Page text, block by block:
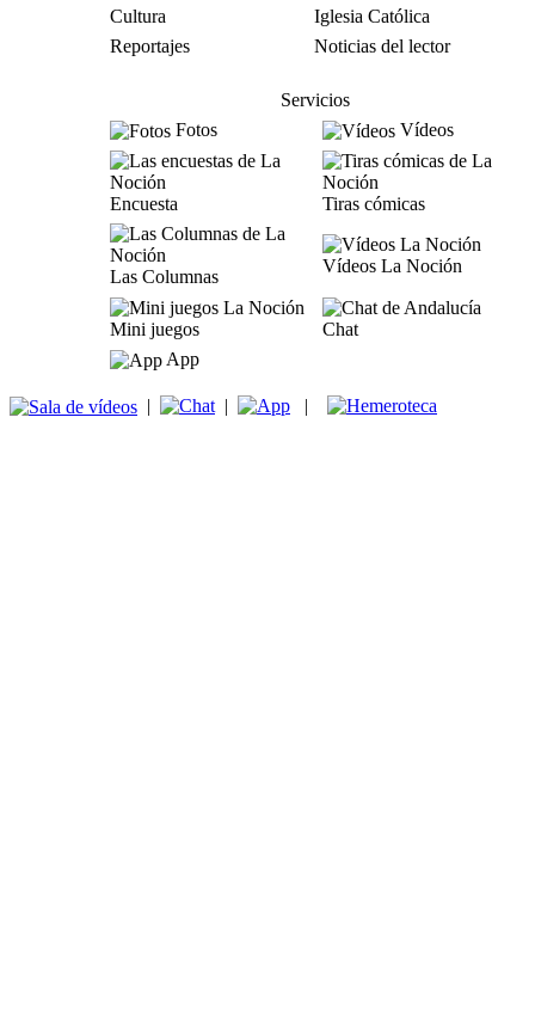
Cultura
Iglesia Católica
Reportajes
Noticias del lector
Servicios
Fotos
Vídeos
Encuesta Tiras cómicas
Las Columnas
Vídeos La Noción
Mini juegos
Chat
App
| | |